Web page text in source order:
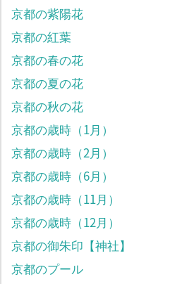
京都の紫陽花
京都の紅葉
京都の春の花
京都の夏の花
京都の秋の花
京都の歳時（1月）
京都の歳時（2月）
京都の歳時（6月）
京都の歳時（11月）
京都の歳時（12月）
京都の御朱印【神社】
京都のプール